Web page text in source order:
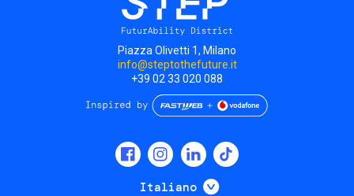
Piazza Olivetti 1, Milano
info@steptothefuture.it
+39 02 33 020 088
Italiano Mostra ulteriori